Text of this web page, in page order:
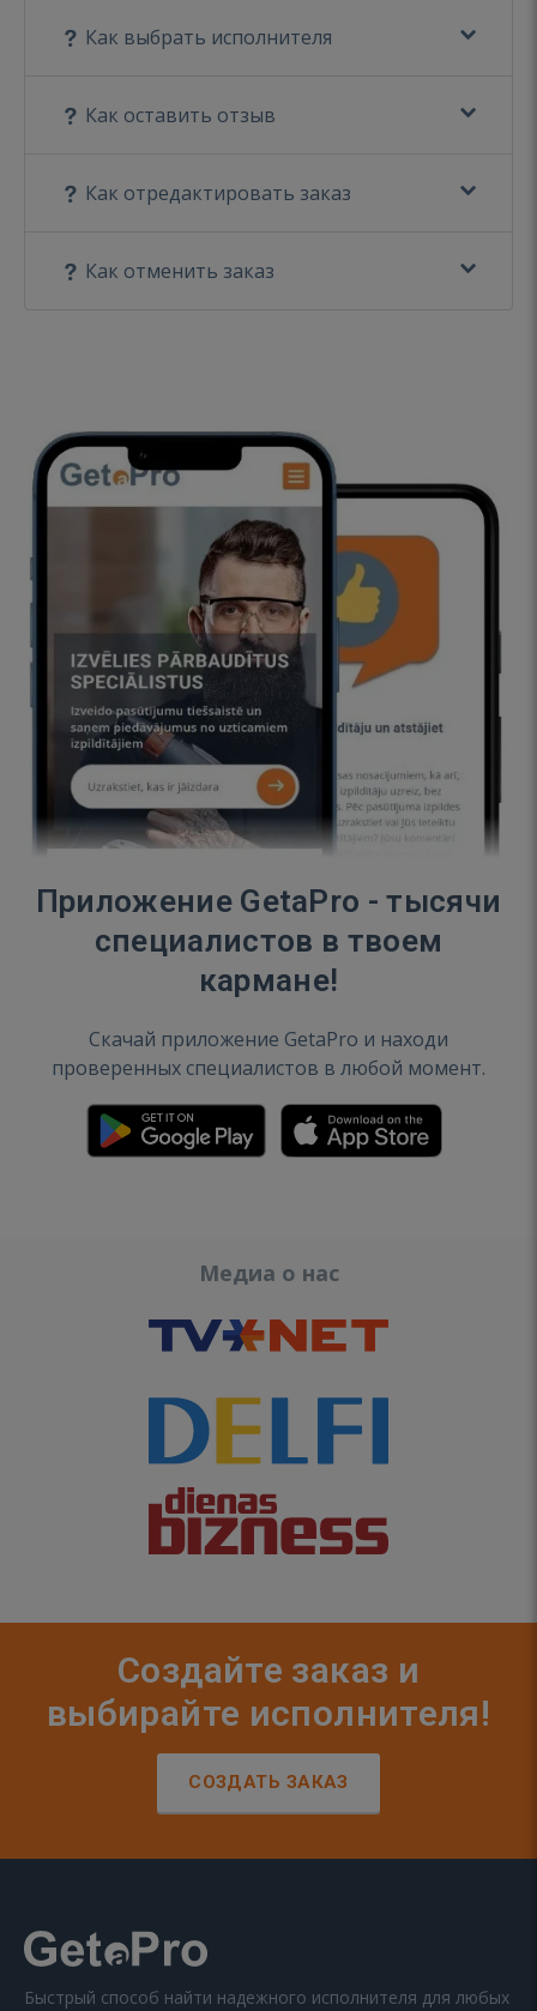
Как выбрать исполнителя
Как оставить отзыв
Как отредактировать заказ
Как отменить заказ
Приложение GetaPro - тысячи
специалистов в твоем
кармане!
Скачай приложение GetaPro и находи
проверенных специалистов в любой момент.
Медиа о нас
Создайте заказ и
выбирайте исполнителя!
СОЗДАТЬ ЗАКАЗ
Быстрый способ найти надежного исполнителя для любых